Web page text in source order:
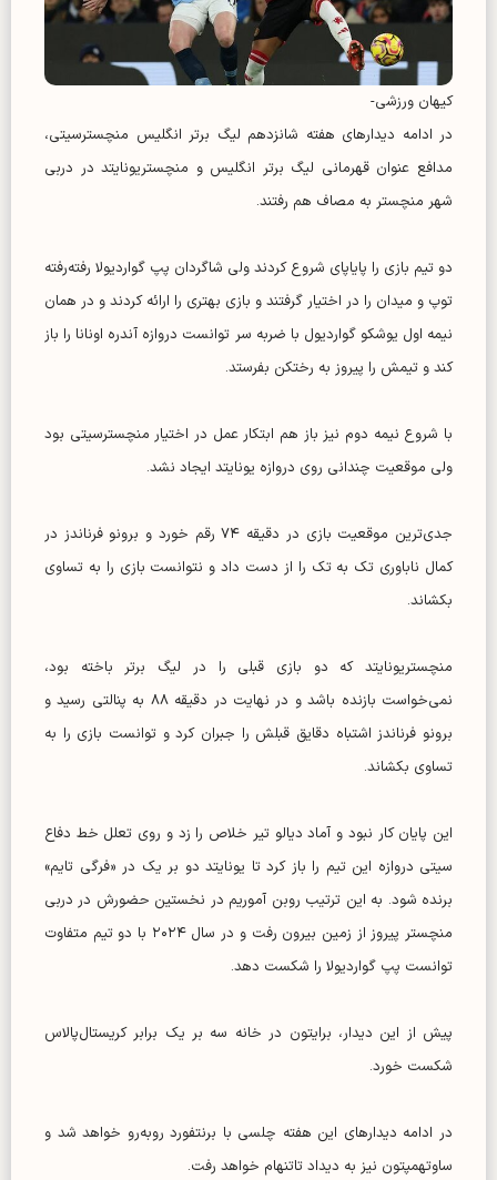
کیهان ورزشی-
در ادامه دیدار‌های هفته شانزدهم لیگ برتر انگلیس منچسترسیتی،
مدافع عنوان قهرمانی لیگ برتر انگلیس و منچستریونایتد در دربی
شهر منچستر به مصاف هم رفتند.
دو تیم بازی را پایاپای شروع کردند ولی شاگردان پپ گواردیولا رفته‌رفته
توپ و میدان را در اختیار گرفتند و بازی بهتری را ارائه کردند و در همان
نیمه اول یوشکو گواردیول با ضربه سر توانست دروازه آندره اونانا را باز
کند و تیمش را پیروز به رختکن بفرستد.
با شروع نیمه دوم نیز باز هم ابتکار عمل در اختیار منچسترسیتی بود
ولی موقعیت چندانی روی دروازه یونایتد ایجاد نشد.
جدی‌ترین موقعیت بازی در دقیقه ۷۴ رقم خورد و برونو فرناندز در
کمال ناباوری تک به تک را از دست داد و نتوانست بازی را به تساوی
بکشاند.
منچستریونایتد که دو بازی قبلی را در لیگ برتر باخته بود،
نمی‌خواست بازنده باشد و در نهایت در دقیقه ۸۸ به پنالتی رسید و
برونو فرناندز اشتباه دقایق قبلش را جبران کرد و توانست بازی را به
تساوی بکشاند.
این پایان کار نبود و آماد دیالو تیر خلاص را زد و روی تعلل خط دفاع
سیتی دروازه این تیم را باز کرد تا یونایتد دو بر یک در «فرگی تایم»
برنده شود. به این ترتیب روبن آموریم در نخستین حضورش در دربی
منچستر پیروز از زمین بیرون رفت و در سال ۲۰۲۴ با دو تیم متفاوت
توانست پپ گواردیولا را شکست دهد.
پیش از این دیدار، برایتون در خانه سه بر یک برابر کریستال‌پالاس
شکست خورد.
در ادامه دیدار‌های این هفته چلسی با برنتفورد روبه‌رو خواهد شد و
ساوتهمپتون نیز به دیداد تاتنهام خواهد رفت.